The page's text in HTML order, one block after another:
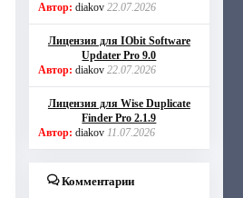
Автор: diakov 22.07.2026
Лицензия для IObit Software
Updater Pro 9.0
Автор: diakov 22.07.2026
Лицензия для Wise Duplicate
Finder Pro 2.1.9
Автор: diakov 11.07.2026
Комментарии